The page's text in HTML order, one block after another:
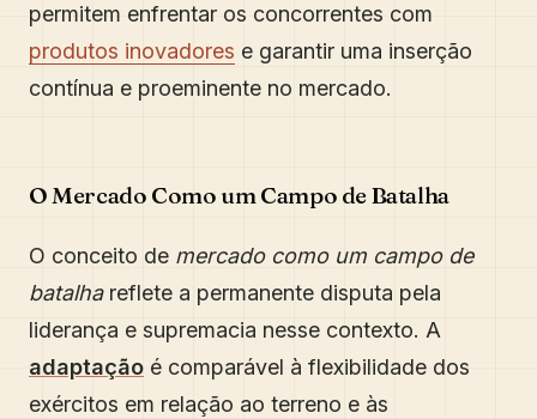
permitem enfrentar os concorrentes com
produtos inovadores e garantir uma inserção
contínua e proeminente no mercado.
O Mercado Como um Campo de Batalha
O conceito de mercado como um campo de
batalhareflete a permanente disputa pela
liderança e supremacia nesse contexto. A
adaptação é comparável à flexibilidade dos
exércitos em relação ao terreno e às